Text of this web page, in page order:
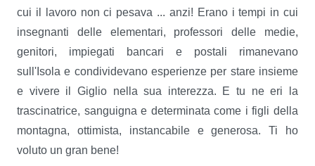
cui il lavoro non ci pesava ... anzi! Erano i tempi in cui
insegnanti delle elementari, professori delle medie,
genitori, impiegati bancari e postali rimanevano
sull'Isola e condividevano esperienze per stare insieme
e vivere il Giglio nella sua interezza. E tu ne eri la
trascinatrice, sanguigna e determinata come i figli della
montagna, ottimista, instancabile e generosa. Ti ho
voluto un gran bene!